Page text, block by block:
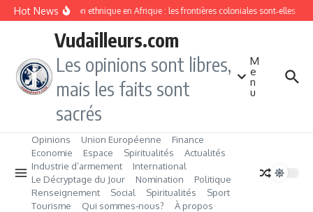
Aller au contenu
Hot NewsDivision ethnique en Afrique : les frontières coloniales sont‑elles
Vudailleurs.com
Les opinions sont libres,
mais les faits sont
sacrés
M
e
n
u
Opinions Union Européenne
Finance
Economie
Espace Spiritualités
Actualités
Industrie d’armement
International
Le Décryptage du Jour
Nomination
Politique
Renseignement
Social Spiritualités
Sport
Tourisme
Qui sommes‑nous? À propos